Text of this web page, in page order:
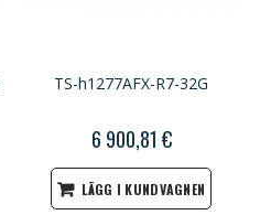
TS-h1277AFX-R7-32G
6 900,81 €
LÄGG I KUNDVAGNEN